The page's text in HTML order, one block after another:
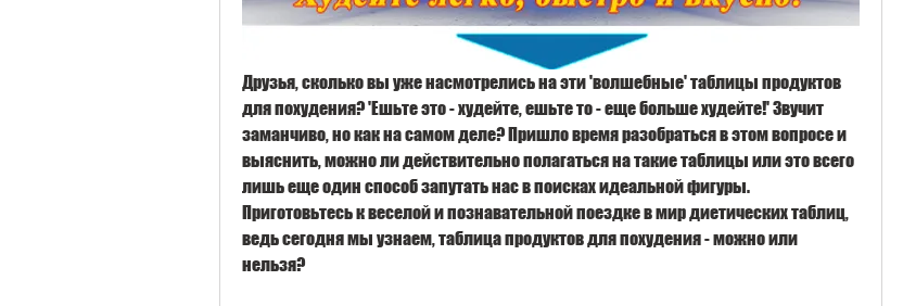
Друзья, сколько вы уже насмотрелись на эти 'волшебные' таблицы продуктов
для похудения? 'Ешьте это - худейте, ешьте то - еще больше худейте!' Звучит
заманчиво, но как на самом деле? Пришло время разобраться в этом вопросе и
выяснить, можно ли действительно полагаться на такие таблицы или это всего
лишь еще один способ запутать нас в поисках идеальной фигуры.
Приготовьтесь к веселой и познавательной поездке в мир диетических таблиц,
ведь сегодня мы узнаем, таблица продуктов для похудения - можно или
нельзя?